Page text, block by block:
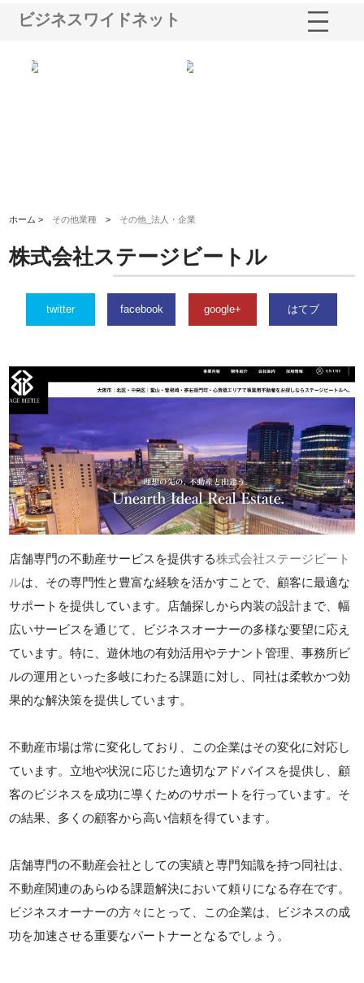
ビジネスワイドネット
ホーム > その他業種 > その他_法人・企業
株式会社ステージビートル
twitter facebook google+ はてブ
店舗専門の不動産サービスを提供する株式会社ステージビート
ルは、その専門性と豊富な経験を活かすことで、顧客に最適な
サポートを提供しています。店舗探しから内装の設計まで、幅
広いサービスを通じて、ビジネスオーナーの多様な要望に応え
ています。特に、遊休地の有効活用やテナント管理、事務所ビ
ルの運用といった多岐にわたる課題に対し、同社は柔軟かつ効
果的な解決策を提供しています。
不動産市場は常に変化しており、この企業はその変化に対応し
ています。立地や状況に応じた適切なアドバイスを提供し、顧
客のビジネスを成功に導くためのサポートを行っています。そ
の結果、多くの顧客から高い信頼を得ています。
店舗専門の不動産会社としての実績と専門知識を持つ同社は、
不動産関連のあらゆる課題解決において頼りになる存在です。
ビジネスオーナーの方々にとって、この企業は、ビジネスの成
功を加速させる重要なパートナーとなるでしょう。